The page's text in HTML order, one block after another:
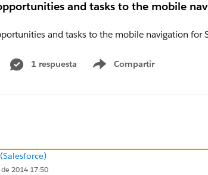
and tasks to the mobile
1 respuesta Compartir
Show menu
2014 17:50